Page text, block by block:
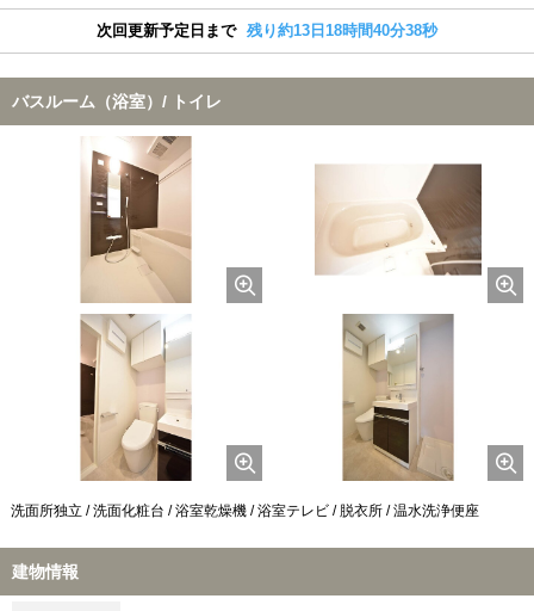
次回更新予定日まで 残り約13日18時間40分37秒
バスルーム（浴室）/ トイレ
洗面所独立 / 洗面化粧台 / 浴室乾燥機 / 浴室テレビ / 脱衣所 / 温水洗浄便座
建物情報